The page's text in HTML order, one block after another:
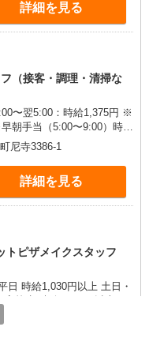
詳細を見る
（接客・調理・清掃な
〜翌5:00：時給1,375円 ※
朝手当（5:00〜9:00）時給
尼寺3386-1
詳細を見る
トピザメイクスタッフ
日 時給1,030円以上 土日・
5丁目6-14